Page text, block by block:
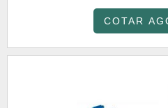
COTAR